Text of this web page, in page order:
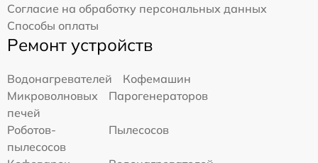
Согласие на обработку персональных данных
Способы оплаты
Ремонт устройств
Водонагревателей
Кофемашин
Микроволновых
печей
Парогенераторов
Роботов-
пылесосов
Пылесосов